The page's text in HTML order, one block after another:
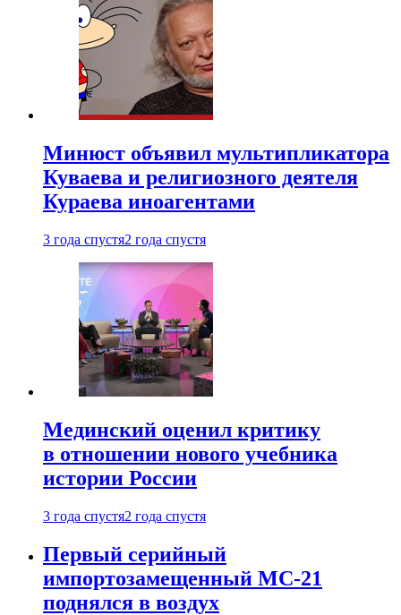
Минюст объявил мультипликатора
Куваева и религиозного деятеля
Кураева иноагентами
3 года спустя2 года спустя
Мединский оценил критику
в отношении нового учебника
истории России
3 года спустя2 года спустя
Первый серийный
импортозамещенный МС-21
поднялся в воздух